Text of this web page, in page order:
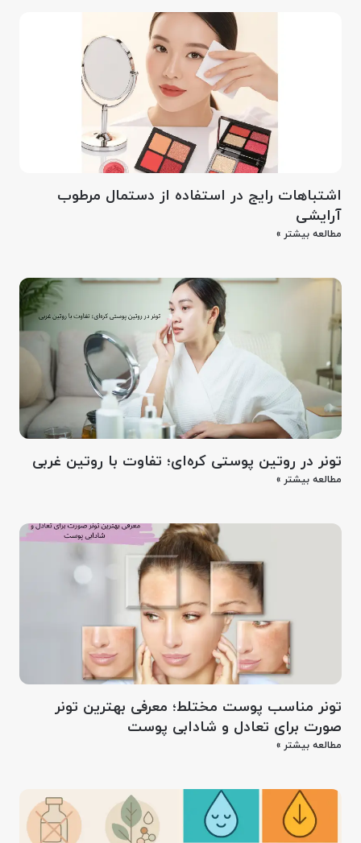
اشتباهات رایج در استفاده از دستمال مرطوب
آرایشی
مطالعه بیشتر »
تونر در روتین پوستی کره‌ای؛ تفاوت با روتین غربی
مطالعه بیشتر »
تونر مناسب پوست مختلط؛ معرفی بهترین تونر
صورت برای تعادل و شادابی پوست
مطالعه بیشتر »